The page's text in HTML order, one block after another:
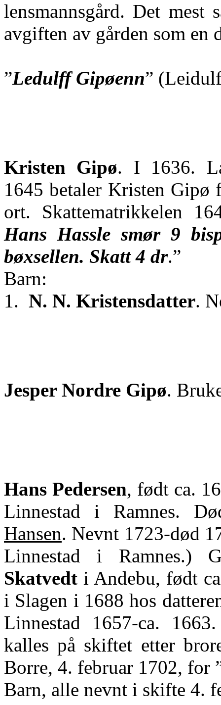
lensmannsgård. Det mest
avgiften av gården som en
”Ledulff Gipøenn”
Kristen Gipø. I 1636.
1645 betaler Kristen Gipø
ort. Skattematrikkelen
HansHassle smør 9
bøxsellen. Skatt 4 dr.”
Barn:
1. N. N. Kristensdatter.
Jesper Nordre Gipø.
Hans Pedersen, født ca.
Linnestad i Ramnes.
Hansen. Nevnt 1723-død
Linnestad i Ramnes.)
Skatvedt i Andebu, født
i Slagen i 1688 hos
Linnestad 1657-ca.
kalles på skiftet etter
Borre, 4. februar 1702, for
Barn, alle nevnt i skifte 4.